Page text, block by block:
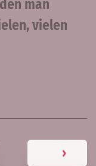
man
vielen
›